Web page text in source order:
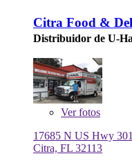
Citra Food &
Distribuidor de U-
Verfotos
17685 N US Hwy 301
Citra, FL 32113